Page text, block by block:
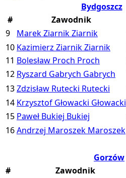
Bydgoszcz
#
Zawodnik
9
Marek ZiarnikZiarnik
10 Kazimierz ZiarnikZiarnik
11 Bolesław Proch Proch
12 Ryszard Gabrych Gabrych
13Zdzisław Rutecki Rutecki
14 Krzysztof Głowacki Głowacki
15 Paweł Bukiej Bukiej
16Andrzej Maroszek Maroszek
Gorzów
#
Zawodnik